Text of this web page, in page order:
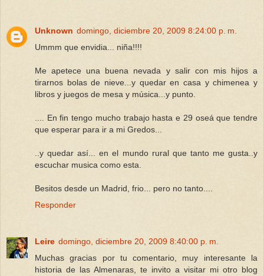
Unknown domingo, diciembre 20, 2009 8:24:00 p. m.
Ummm que envidia... niña!!!!
Me apetece una buena nevada y salir con mis hijos a
tirarnos bolas de nieve...y quedar en casa y chimenea y
libros y juegos de mesa y música...y punto.
.... En fin tengo mucho trabajo hasta e 29 oseá que tendre
que esperar para ir a mi Gredos...
..y quedar así... en el mundo rural que tanto me gusta..y
escuchar musica como esta.
Besitos desde un Madrid, frio... pero no tanto....
Responder
Leire domingo, diciembre 20, 2009 8:40:00 p. m.
Muchas gracias por tu comentario, muy interesante la
historia de las Almenaras, te invito a visitar mi otro blog